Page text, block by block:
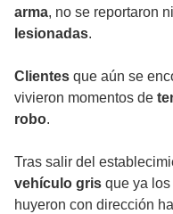
arma, no se reportaron
lesionadas.
Clientes que aún se
vivieron momentos de
robo.
Tras salir del
vehículo gris que ya
huyeron con dirección